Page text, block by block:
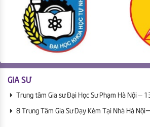
GIA SƯ
Trung tâm Gia sư Đại Học Sư Phạm Hà Nội –
8 Trung Tâm Gia Sư Dạy Kèm Tại Nhà Hà